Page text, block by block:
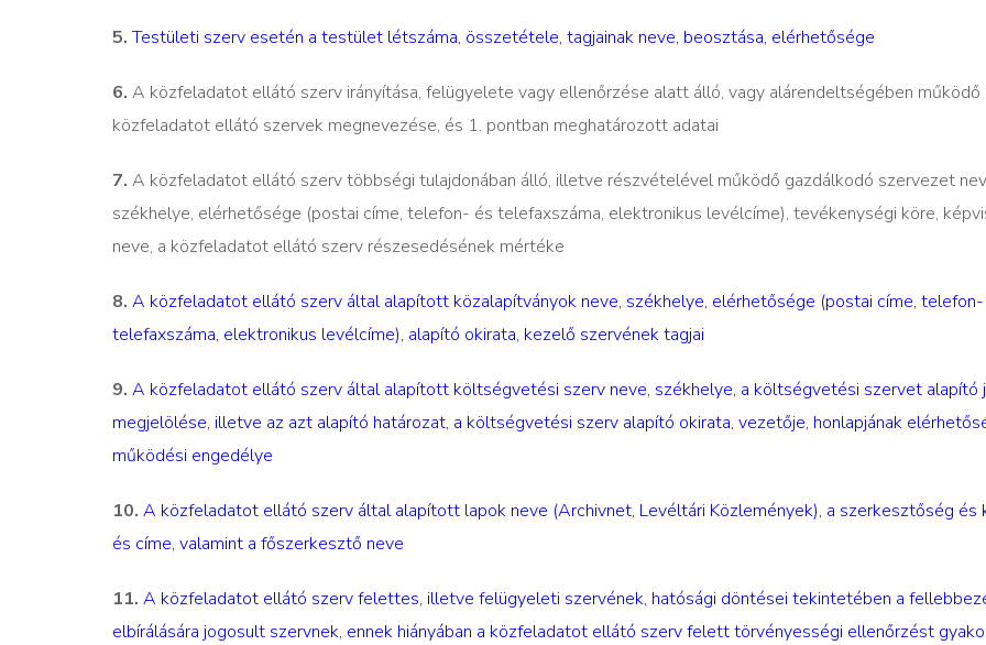
5. Testületi szerv esetén a testület létszáma, összetétele, tagjainak neve, beosztása, elérhetősége
6. A közfeladatot ellátó szerv irányítása, felügyelete vagy ellenőrzése alatt álló, vagy alárendeltségében működő
közfeladatot ellátó szervek megnevezése, és 1. pontban meghatározott adatai
7. A közfeladatot ellátó szerv többségi tulajdonában álló, illetve részvételével működő gazdálkodó szervezet
székhelye, elérhetősége (postai címe, telefon- és telefaxszáma, elektronikus levélcíme), tevékenységi köre,
neve, a közfeladatot ellátó szerv részesedésének mértéke
8. A közfeladatot ellátó szerv által alapított közalapítványok neve, székhelye, elérhetősége (postai címe,
telefaxszáma, elektronikus levélcíme), alapító okirata, kezelő szervének tagjai
9. A közfeladatot ellátó szerv által alapított költségvetési szerv neve, székhelye, a költségvetési szervet alapító
megjelölése, illetve az azt alapító határozat, a költségvetési szerv alapító okirata, vezetője, honlapjának
működési engedélye
10. A közfeladatot ellátó szerv által alapított lapok neve (Archivnet, Levéltári Közlemények), a szerkesztőség és
és címe, valamint a főszerkesztő neve
11. A közfeladatot ellátó szerv felettes, illetve felügyeleti szervének, hatósági döntései tekintetében a
elbírálására jogosult szervnek, ennek hiányában a közfeladatot ellátó szerv felett törvényességi ellenőrzést